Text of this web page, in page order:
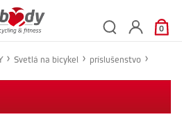
0
Svetlá na bicykel príslušenstvo